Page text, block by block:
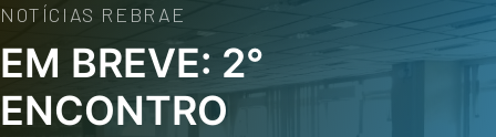
NOTÍCIAS REBRAE
EM BREVE: 2°
ENCONTRO